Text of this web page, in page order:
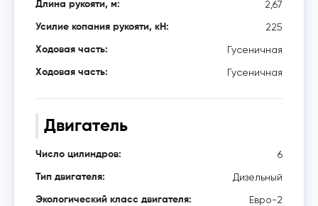
Длина рукояти, м: 2,67
Усилие копания рукояти, кН: 225
Ходовая часть: Гусеничная
Ходовая часть: Гусеничная
Двигатель
Число цилиндров: 6
Тип двигателя: Дизельный
Экологический класс двигателя: Евро-2